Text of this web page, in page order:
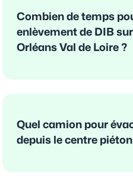
Combien de temps
enlèvement de DIB
Orléans Val de Loire ?
Quel camion pour
depuis le centre